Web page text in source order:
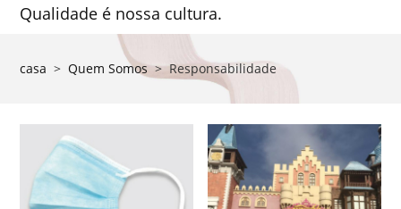
Qualidade é nossa cultura.
casa > Quem Somos > Responsabilidade